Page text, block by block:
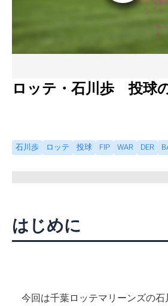
ロッテ・石川歩 投球
石川歩 ロッテ 投球 FIP WAR DER
はじめに
今回は千葉ロッテマリーンズの